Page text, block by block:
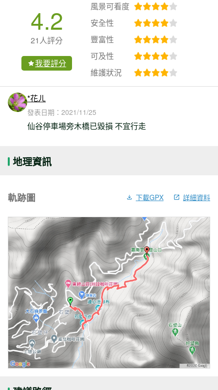
4.2
21人評分
我要評分
風景可看度
安全性
豐富性
可及性
維護狀況
*花ㄦ
發表日期： 2021/11/25
仙谷停車場旁木橋已毀損 不宜行走
地理資訊
軌跡圖 下載GPX 詳細資料